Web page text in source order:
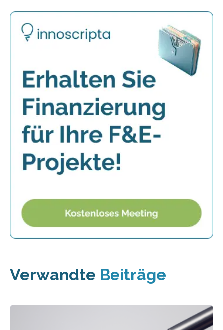
Verwandte Beiträge